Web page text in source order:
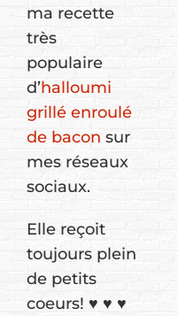
ma recette
très
populaire
d’halloumi
grillé enroulé
de bacon sur
mes réseaux
sociaux.
Elle reçoit
toujours plein
de petits
coeurs! ♥ ♥ ♥